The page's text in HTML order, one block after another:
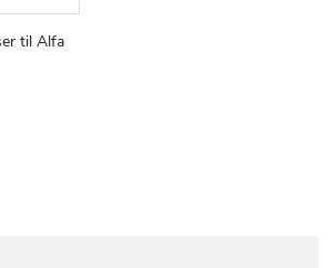
TILFØJ
SAMMENLIGN
til Alfa